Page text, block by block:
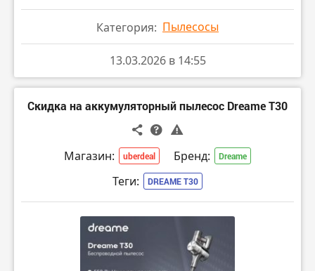
Категория: Пылесосы
13.03.2026 в 14:55
Скидка на аккумуляторный пылесос Dreame T30
Магазин: uberdeal Бренд: Dreame
Теги: DREAME T30